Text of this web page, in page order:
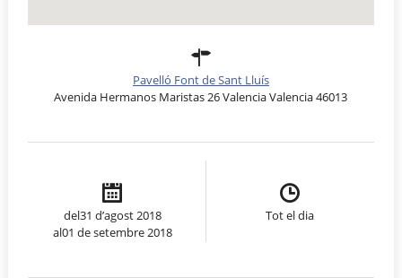
Pavelló Font de Sant Lluís
Avenida Hermanos Maristas 26 Valencia Valencia 46013
del31 d’agost 2018
al01 de setembre 2018
Tot el dia